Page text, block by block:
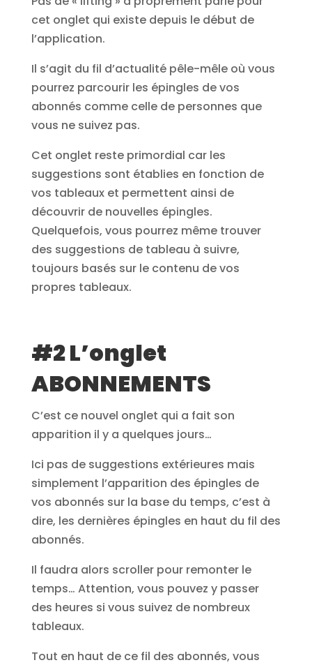
cet onglet qui existe depuis le début de
l’application.
Il s’agit du fil d’actualité pêle-mêle où vous
pourrez parcourir les épingles de vos
abonnés comme celle de personnes que
vous ne suivez pas.
Cet onglet reste primordial car les
suggestions sont établies en fonction de
vos tableaux et permettent ainsi de
découvrir de nouvelles épingles.
Quelquefois, vous pourrez même trouver
des suggestions de tableau à suivre,
toujours basés sur le contenu de vos
propres tableaux.
#2 L’onglet
ABONNEMENTS
C’est ce nouvel onglet qui a fait son
apparition il y a quelques jours…
Ici pas de suggestions extérieures mais
simplement l’apparition des épingles de
vos abonnés sur la base du temps, c’est à
dire, les dernières épingles en haut du fil des
abonnés.
Il faudra alors scroller pour remonter le
temps… Attention, vous pouvez y passer
des heures si vous suivez de nombreux
tableaux.
Tout en haut de ce fil des abonnés, vous